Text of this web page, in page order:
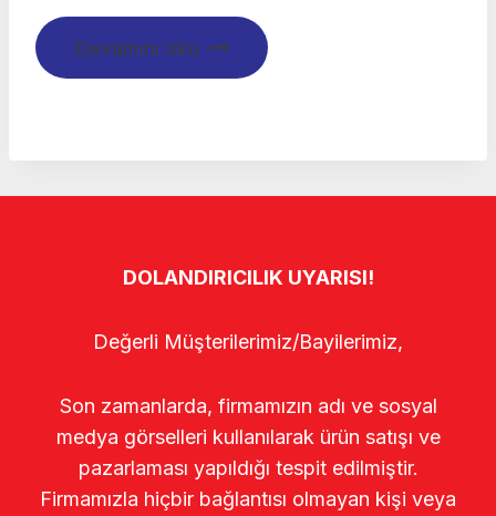
Devamını oku
DOLANDIRICILIK UYARISI!
Değerli Müşterilerimiz/Bayilerimiz,
Son zamanlarda, firmamızın adı ve sosyal
medya görselleri kullanılarak ürün satışı ve
pazarlaması yapıldığı tespit edilmiştir.
Firmamızla hiçbir bağlantısı olmayan kişi veya